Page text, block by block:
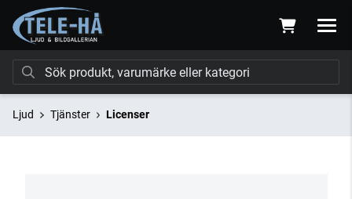
Ljud Tjänster Licenser